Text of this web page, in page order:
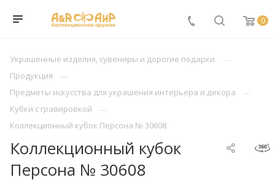
0
Украшенные изделия, сувениры и дорогие подарки.
Продукция
Предметы искусства для украшения интерьера и декора
Кубки с гравировкой
Коллекционный кубок Персона № 30608
Коллекционный кубок
Персона № 30608